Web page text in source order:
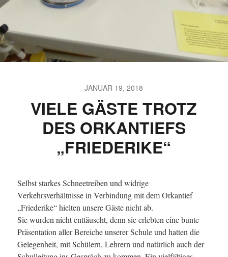
JANUAR 19, 2018
VIELE GÄSTE TROTZ
DES ORKANTIEFS
„FRIEDERIKE“
Selbst starkes Schneetreiben und widrige
Verkehrsverhältnisse in Verbindung mit dem Orkantief
„Friederike“ hielten unsere Gäste nicht ab.
Sie wurden nicht enttäuscht, denn sie erlebten eine bunte
Präsentation aller Bereiche unserer Schule und hatten die
Gelegenheit, mit Schülern, Lehrern und natürlich auch der